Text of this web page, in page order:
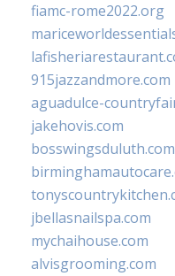
fiamc-rome2022.org
915jazzandmore.com
aguadulce-
jakehovis.com
bosswingsduluth.com
jbellasnailspa.com
mychaihouse.com
alvisgrooming.com